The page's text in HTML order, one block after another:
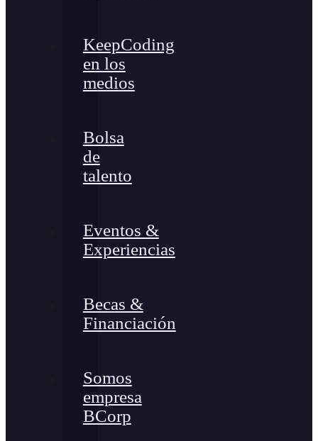
KeepCoding
en los
medios
Bolsa
de
talento
Eventos &
Experiencias
Becas &
Financiación
Somos
empresa
BCorp